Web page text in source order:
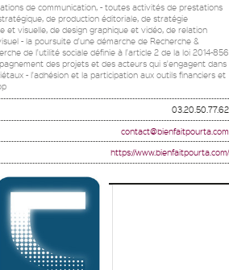
de communication, - toutes activités de prestations
de production éditoriale, de stratégie
et visuelle, de design graphique et vidéo, de relation
- la poursuite d'une démarche de Recherche &
de l'utilité sociale définie à l'article 2 de la loi 2014-856
des projets et des acteurs qui s'engagent dans
- l'adhésion et la participation aux outils financiers et
03.20.50.77.62
contact@bienfaitpourta.com
https://www.bienfaitpourta.com/